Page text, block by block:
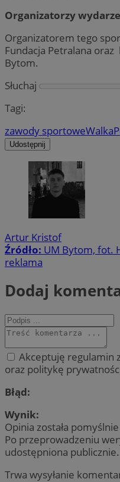
Organizatorzy
Organizatorem tego
Fundacja Petralana
Bytom.
Słuchaj
Tagi:
zawody sportoweWalka
Udostępnij
Artur Kristof
Źródło: UM Bytom, fot.
reklama
Dodaj
Akceptuję regulamin
oraz politykę
Błąd:
Wynik:
Opinia została
Po przeprowadzeniu
udostępniona publicznie.
Trwa wysyłanie